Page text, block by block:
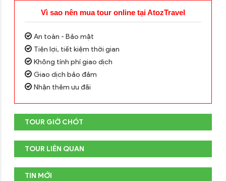
Vì sao nên mua tour online tại AtozTravel
An toàn - Bảo mật
Tiện lợi, tiết kiệm thời gian
Không tính phí giao dịch
Giao dịch bảo đảm
Nhận thêm ưu đãi
TOUR GIỜ CHÓT
TOUR LIÊN QUAN
TIN MỚI